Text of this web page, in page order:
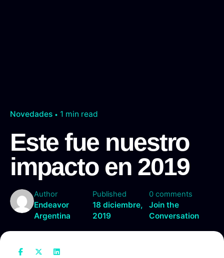
Novedades 1 min read
Este fue nuestro
impacto en 2019
Author
Endeavor
Argentina
Published
18 diciembre,
2019
0 comments
Join the
Conversation